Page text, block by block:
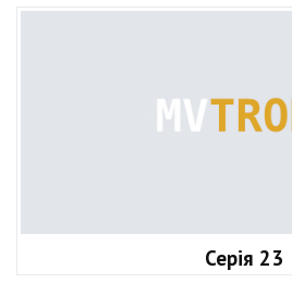
Серія 23